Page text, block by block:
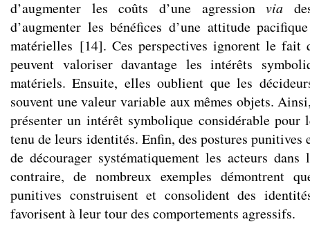
d’augmenter les coûts d’une agressionvia
d’augmenter les bénéfices d’une attitude
matérielles [14]. Ces perspectives ignorent le fait
peuvent valoriser davantage les intérêts
matériels. Ensuite, elles oublient que les
souvent une valeur variable aux mêmes objets.
présenter un intérêt symbolique considérable pour
tenu de leurs identités. Enfin, des postures punitives
de décourager systématiquement les acteurs
contraire, de nombreux exemples démontrent
punitives construisent et consolident des
favorisent à leur tour des comportements agressifs.